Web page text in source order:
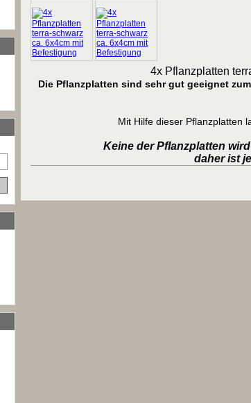
4x Pflanzplatten
Die Pflanzplatten sind sehr gut geeignet
Mit Hilfe dieser Pflanzplatten
Keine der Pflanzplatten
daher ist